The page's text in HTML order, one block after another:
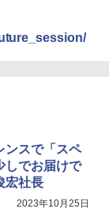
ンスで「スペ
しでお届けで
宏社長
2023年10月25日